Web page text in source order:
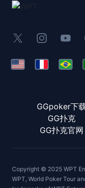
GGpoker下
GG扑克
GG扑克官网
Copyright © 2025 WPT
WPT, World Poker Tour